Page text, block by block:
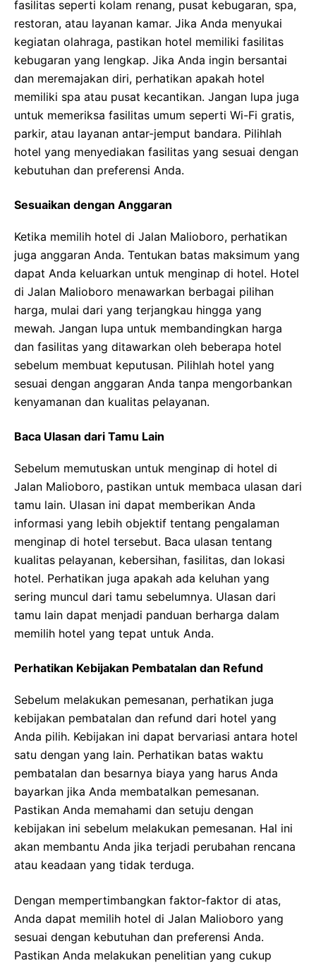
fasilitas seperti kolam renang, pusat kebugaran, spa,
restoran, atau layanan kamar. Jika Anda menyukai
kegiatan olahraga, pastikan hotel memiliki fasilitas
kebugaran yang lengkap. Jika Anda ingin bersantai
dan meremajakan diri, perhatikan apakah hotel
memiliki spa atau pusat kecantikan. Jangan lupa juga
untuk memeriksa fasilitas umum seperti Wi-Fi gratis,
parkir, atau layanan antar-jemput bandara. Pilihlah
hotel yang menyediakan fasilitas yang sesuai dengan
kebutuhan dan preferensi Anda.
Sesuaikan dengan Anggaran
Ketika memilih hotel di Jalan Malioboro, perhatikan
juga anggaran Anda. Tentukan batas maksimum yang
dapat Anda keluarkan untuk menginap di hotel. Hotel
di Jalan Malioboro menawarkan berbagai pilihan
harga, mulai dari yang terjangkau hingga yang
mewah. Jangan lupa untuk membandingkan harga
dan fasilitas yang ditawarkan oleh beberapa hotel
sebelum membuat keputusan. Pilihlah hotel yang
sesuai dengan anggaran Anda tanpa mengorbankan
kenyamanan dan kualitas pelayanan.
Baca Ulasan dari Tamu Lain
Sebelum memutuskan untuk menginap di hotel di
Jalan Malioboro, pastikan untuk membaca ulasan dari
tamu lain. Ulasan ini dapat memberikan Anda
informasi yang lebih objektif tentang pengalaman
menginap di hotel tersebut. Baca ulasan tentang
kualitas pelayanan, kebersihan, fasilitas, dan lokasi
hotel. Perhatikan juga apakah ada keluhan yang
sering muncul dari tamu sebelumnya. Ulasan dari
tamu lain dapat menjadi panduan berharga dalam
memilih hotel yang tepat untuk Anda.
Perhatikan Kebijakan Pembatalan dan Refund
Sebelum melakukan pemesanan, perhatikan juga
kebijakan pembatalan dan refund dari hotel yang
Anda pilih. Kebijakan ini dapat bervariasi antara hotel
satu dengan yang lain. Perhatikan batas waktu
pembatalan dan besarnya biaya yang harus Anda
bayarkan jika Anda membatalkan pemesanan.
Pastikan Anda memahami dan setuju dengan
kebijakan ini sebelum melakukan pemesanan. Hal ini
akan membantu Anda jika terjadi perubahan rencana
atau keadaan yang tidak terduga.
Dengan mempertimbangkan faktor-faktor di atas,
Anda dapat memilih hotel di Jalan Malioboro yang
sesuai dengan kebutuhan dan preferensi Anda.
Pastikan Anda melakukan penelitian yang cukup